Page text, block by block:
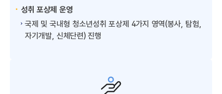
성취 포상제 운영
국제 및 국내형 청소년성취 포상제 4가지 영역(봉사, 탐험,
자기개발, 신체단련) 진행